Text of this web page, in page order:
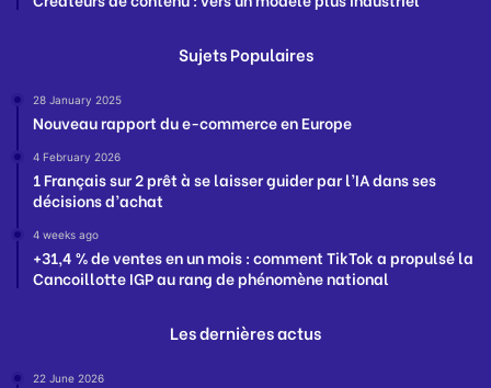
Sujets Populaires
28 January 2025
Nouveau rapport du e-commerce en Europe
4 February 2026
1 Français sur 2 prêt à se laisser guider par l’IA dans ses
décisions d’achat
4 weeks ago
+31,4 % de ventes en un mois : comment TikTok a propulsé la
Cancoillotte IGP au rang de phénomène national
Les dernières actus
22 June 2026